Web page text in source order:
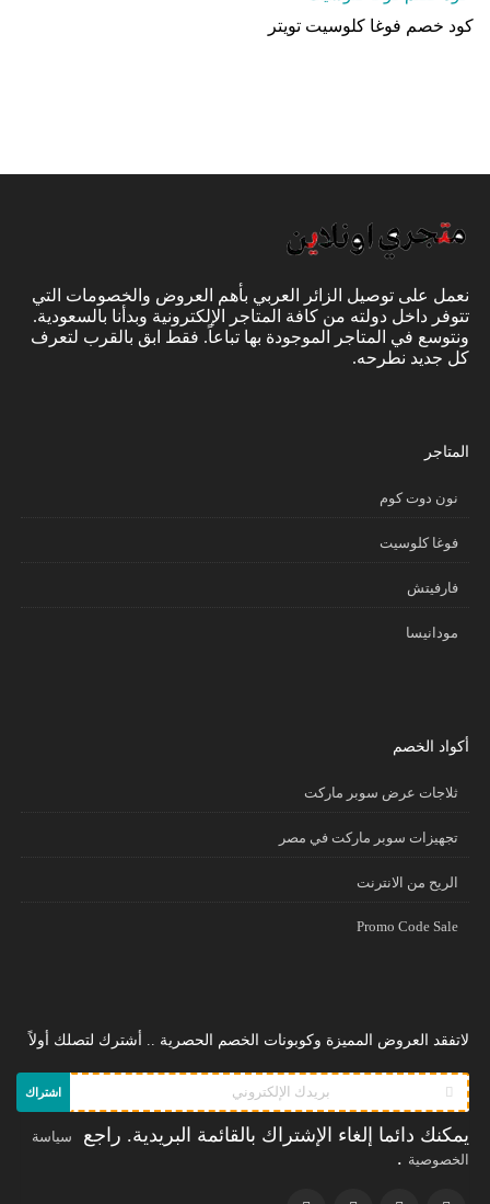
كود خصم فوغا كلوسيت تويتر
نعمل على توصيل الزائر العربي بأهم العروض والخصومات التي
تتوفر داخل دولته من كافة المتاجر الإلكترونية وبدأنا بالسعودية.
ونتوسع في المتاجر الموجودة بها تباعاً. فقط ابق بالقرب لتعرف
كل جديد نطرحه.
المتاجر
نون دوت كوم
فوغا كلوسيت
فارفيتش
مودانيسا
أكواد الخصم
ثلاجات عرض سوبر ماركت
تجهيزات سوبر ماركت في مصر
الريح من الانترنت
Promo Code Sale
لاتفقد العروض المميزة وكوبونات الخصم الحصرية .. أشترك لتصلك أولاً
اشتراك
يمكنك دائما إلغاء الإشتراك بالقائمة البريدية. راجع
سياسة
الخصوصية .